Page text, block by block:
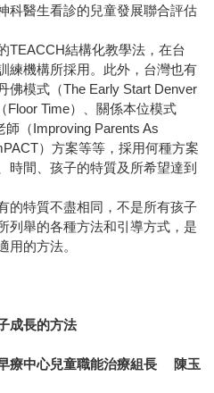
科醫生看診的兒童發展聯合評估
TEACCH結構化教學法，在台
練機構所採用。此外，台灣也有
佛模式（The Early Start Denver
Floor Time）、關係本位模式
師（Improving Parents As
）方案等等，採用何種方案
時間、孩子的特質及所希望達到
的特質不盡相同，不是所有孩子
列舉的各種方法和引導方式，是
用的方法。
成長的方法
療中心兒童職能治療組長 陳玉